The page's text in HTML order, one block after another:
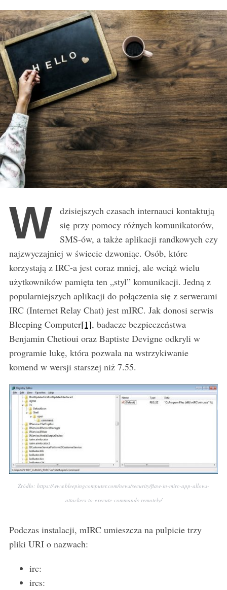
:
W
dzisiejszych czasach internauci kontaktują
się przy pomocy różnych komunikatorów,
SMS-ów, a także aplikacji randkowych czy
najzwyczajniej w świecie dzwoniąc. Osób, które
korzystają z IRC-a jest coraz mniej, ale wciąż wielu
użytkowników pamięta ten „styl” komunikacji. Jedną z
popularniejszych aplikacji do połączenia się z serwerami
IRC (Internet Relay Chat) jest mIRC. Jak donosi serwis
Bleeping Computer[1], badacze bezpieczeństwa
Benjamin Chetioui oraz Baptiste Devigne odkryli w
programie lukę, która pozwala na wstrzykiwanie
komend w wersji starszej niż 7.55.
Źródło: https://www.bleepingcomputer.com/news/security/flaw-in-mirc-app-allows-
attackers-to-execute-commands-remotely/
Podczas instalacji, mIRC umieszcza na pulpicie trzy
pliki URI o nazwach:
irc:
ircs: